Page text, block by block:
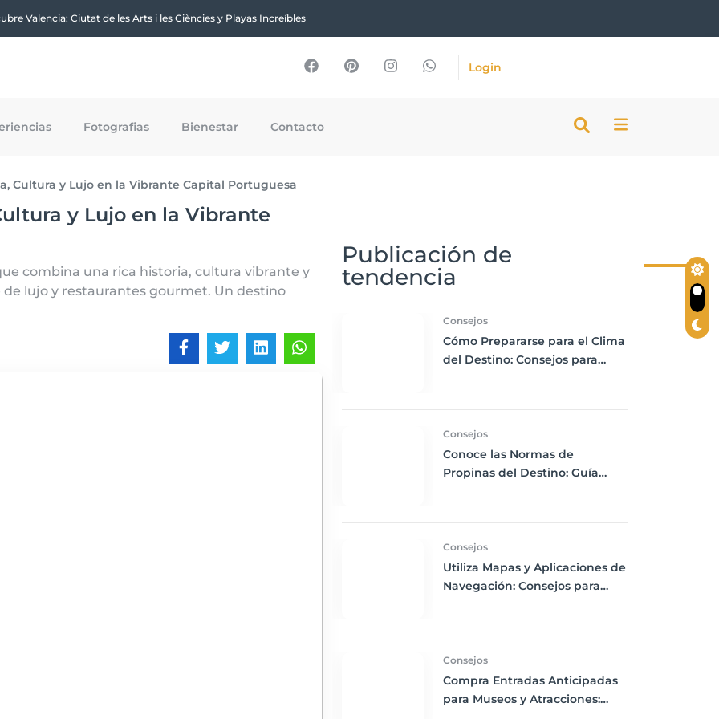
Valencia: Ciutat de les Arts i les Ciències y Playas Increíbles
Login
Fotografias Bienestar Contacto
Cultura y Lujo en la Vibrante Capital Portuguesa
y Lujo en la Vibrante
combina una rica historia, cultura vibrante y
lujo y restaurantes gourmet. Un destino
Publicación de
tendencia
Consejos
Cómo Prepararse para el Clima
del Destino: Consejos para
Consejos
Conoce las Normas de
Propinas del Destino: Guía
Consejos
Utiliza Mapas y Aplicaciones de
Navegación: Consejos para
Consejos
Compra Entradas Anticipadas
para Museos y Atracciones: